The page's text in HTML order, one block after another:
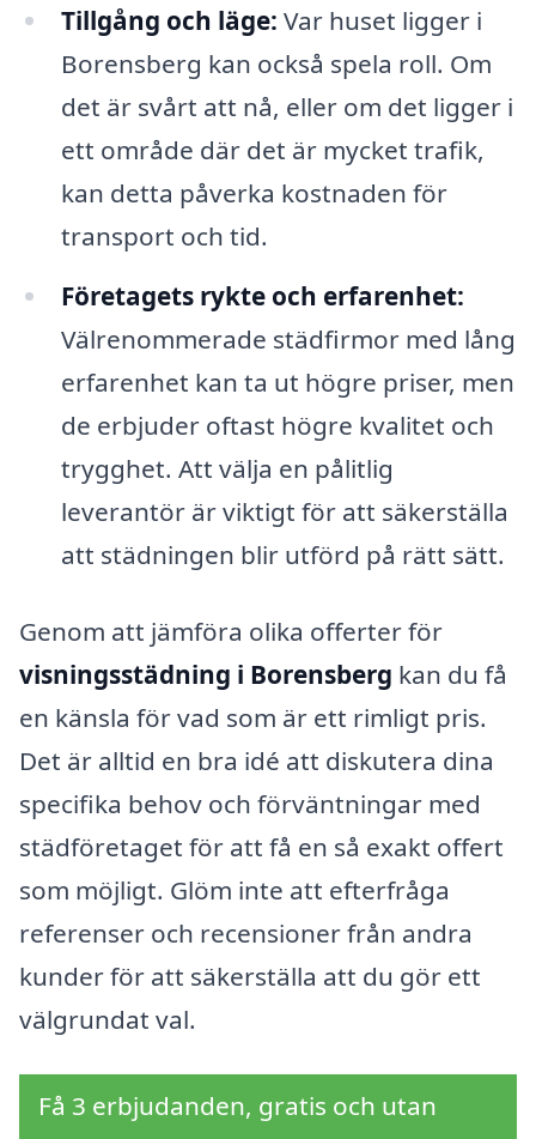
Tillgång och läge: Var huset ligger i
Borensberg kan också spela roll. Om
det är svårt att nå, eller om det ligger i
ett område där det är mycket trafik,
kan detta påverka kostnaden för
transport och tid.
Företagets rykte och erfarenhet:
Välrenommerade städfirmor med lång
erfarenhet kan ta ut högre priser, men
de erbjuder oftast högre kvalitet och
trygghet. Att välja en pålitlig
leverantör är viktigt för att säkerställa
att städningen blir utförd på rätt sätt.
Genom att jämföra olika offerter för
visningsstädning i Borensberg kan du få
en känsla för vad som är ett rimligt pris.
Det är alltid en bra idé att diskutera dina
specifika behov och förväntningar med
städföretaget för att få en så exakt offert
som möjligt. Glöm inte att efterfråga
referenser och recensioner från andra
kunder för att säkerställa att du gör ett
välgrundat val.
Få 3 erbjudanden, gratis och utan